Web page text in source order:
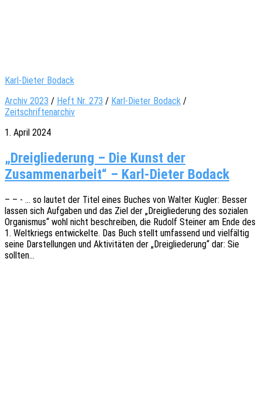
Karl-Dieter Bodack
Archiv 2023 / Heft Nr. 273 / Karl-Dieter Bodack /
Zeitschriftenarchiv
1. April 2024
„Dreigliederung – Die Kunst der
Zusammenarbeit“ – Karl-Dieter Bodack
– – - … so lautet der Titel eines Buches von Walter Kugler: Besser
lassen sich Aufga­ben und das Ziel der „Drei­glie­de­rung des sozia­len
Orga­nis­mus“ wohl nicht beschrei­ben, die Rudolf Stei­ner am Ende des
1. Welt­kriegs entwi­ckel­te. Das Buch stellt umfas­send und viel­fäl­tig
seine Darstel­lun­gen und Akti­vi­tä­ten der „Drei­glie­de­rung“ dar: Sie
sollten…